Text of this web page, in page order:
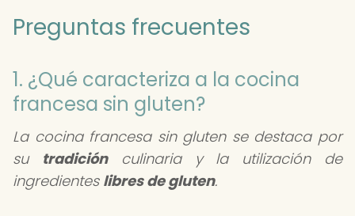
Preguntas frecuentes
1. ¿Qué caracteriza a la cocina
francesa sin gluten?
La cocina francesa sin gluten se destaca por
su tradiciónculinaria y la utilización de
ingredientes libres de gluten.